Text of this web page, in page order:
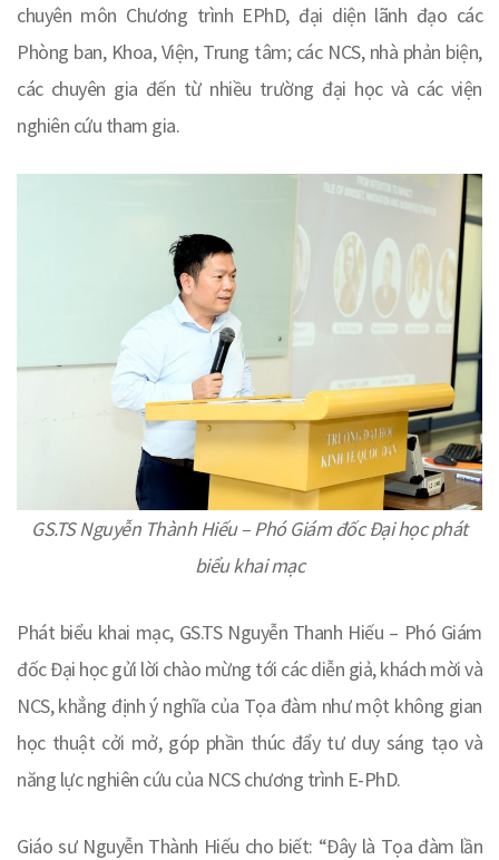
chuyên môn Chương trình EPhD, đại diện lãnh đạo các
Phòng ban, Khoa, Viện, Trung tâm; các NCS, nhà phản biện,
các chuyên gia đến từ nhiều trường đại học và các viện
nghiên cứu tham gia.
GS.TS Nguyễn Thành Hiếu – Phó Giám đốc Đại học phát
biểu khai mạc
Phát biểu khai mạc, GS.TS Nguyễn Thanh Hiếu – Phó Giám
đốc Đại học gửi lời chào mừng tới các diễn giả, khách mời và
NCS, khẳng định ý nghĩa của Tọa đàm như một không gian
học thuật cởi mở, góp phần thúc đẩy tư duy sáng tạo và
năng lực nghiên cứu của NCS chương trình E-PhD.
Giáo sư Nguyễn Thành Hiếu cho biết: “Đây là Tọa đàm lần